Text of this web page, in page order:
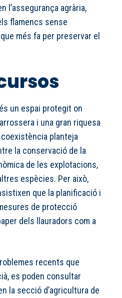
l’assegurança agrària,
flamencs sense
més fa per preservar el
un espai protegit on
i una gran riquesa
coexistència planteja
la conservació de la
de les explotacions,
espècies. Per això,
que la planificació i
de protecció
dels llauradors com a
recents que
es poden consultar
la secció d’agricultura de